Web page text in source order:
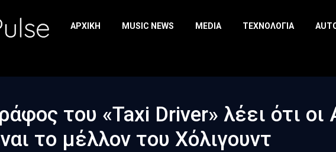
ΑΡΧΙΚΉ MUSIC NEWS MEDIA ΤΕΧΝΟΛΟΓΊΑ
του «Taxi Driver» λέει ότι οι
το μέλλον του Χόλιγουντ